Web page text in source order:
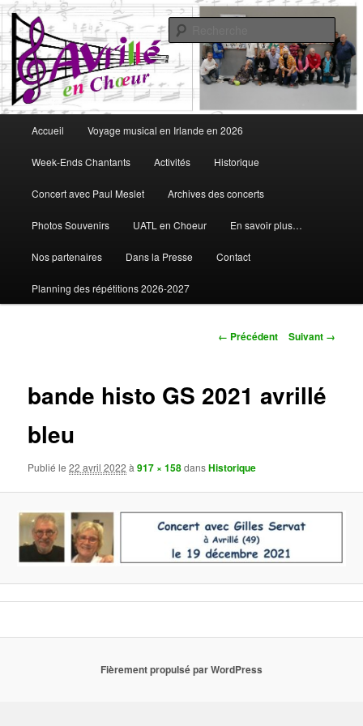
Aller
au
contenu
principalAvrillé en Choeur
Vous aimez chanter, Avrillé en Choeur est fait pour vous
principal
Accueil Voyage musical en Irlande en 2026
Week-Ends Chantants Activités Historique
Concert avec Paul Meslet Archives des concerts
Photos Souvenirs UATL en Choeur En savoir plus…
Nos partenaires Dans la Presse Contact
Planning des répétitions 2026-2027
Navigation
← Précédent Suivant →
bande histo GS 2021 avrillé
bleu
Publié le22 avril 2022 à917 × 158dansHistorique
Fièrement propulsé par WordPress